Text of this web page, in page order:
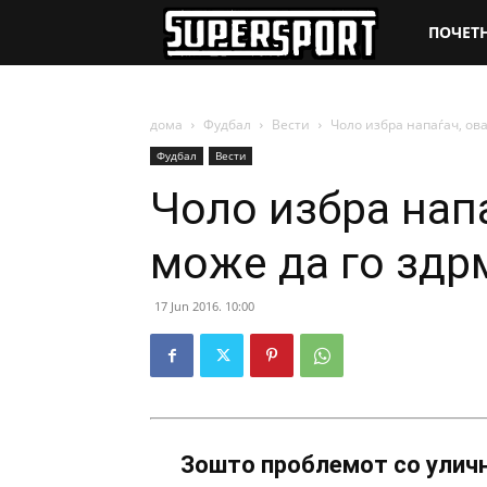
дома Фудбал Вести Чоло избра напаѓач,
Фудбал Вести
Чоло избра
може да го
17 Jun 2016. 10:00
Зошто проблемот со